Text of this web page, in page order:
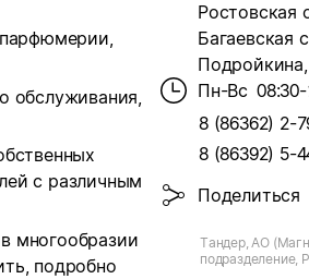
обслуживания,
с различным
многообразии
подробно
Ростовская
Багаевская
Пн-Вс
8 (86362) 2-
8 (86392) 5-
Поделиться
Тандер, АО
подразделение,